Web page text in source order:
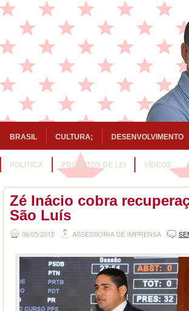
BRASIL CULTURA; DESENVOLVIMENTO
POLITICA PROJETOS DE LEI VÍDEOS
Zé Inácio cobra
São Luís
06/05/2015 ASSESSORIA DE IMPRENSA